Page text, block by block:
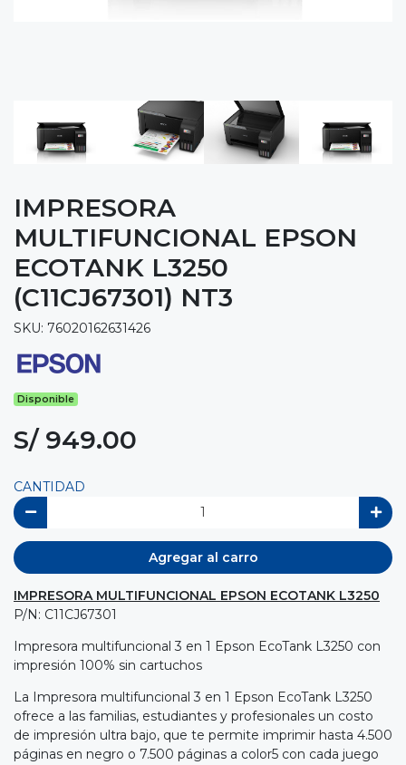
IMPRESORA
MULTIFUNCIONAL EPSON
ECOTANK L3250
(C11CJ67301) NT3
SKU: 76020162631426
Disponible
S/ 949.00
CANTIDAD
Agregar al carro
IMPRESORA MULTIFUNCIONAL EPSON ECOTANK L3250
P/N: C11CJ67301
Impresora multifuncional 3 en 1 Epson EcoTank L3250 con
impresión 100% sin cartuchos
La Impresora multifuncional 3 en 1 Epson EcoTank L3250
ofrece a las familias, estudiantes y profesionales un costo
de impresión ultra bajo, que te permite imprimir hasta 4.500
páginas en negro o 7.500 páginas a color5 con cada juego